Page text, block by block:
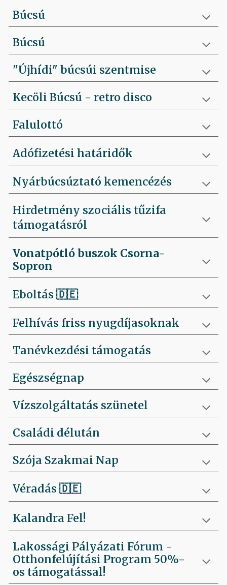
Búcsú
Búcsú
"Újhídi" búcsúi szentmise
Kecöli Búcsú - retro disco
Falulottó
Adófizetési határidők
Nyárbúcsúztató kemencézés
Hirdetmény szociális tűzifa
támogatásról
Vonatpótló buszok Csorna-
Sopron
Eboltás🇩🇪
Felhívás friss nyugdíjasoknak
Tanévkezdési támogatás
Egészségnap
Vízszolgáltatás szünetel
Családi délután
Szója Szakmai Nap
Véradás🇩🇪
Kalandra Fel!
Lakossági Pályázati Fórum -
Otthonfelújítási Program 50%-
os támogatással!